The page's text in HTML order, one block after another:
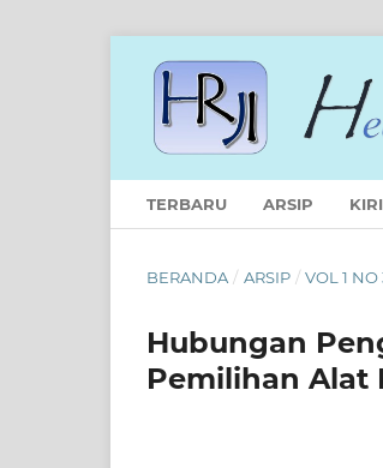
TERBARU ARSIP
BERANDA / ARSIP / VOL 1
Hubungan
Pemilihan Alat